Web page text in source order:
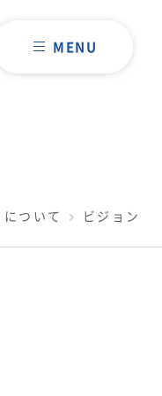
MENU
ついて ビジョン